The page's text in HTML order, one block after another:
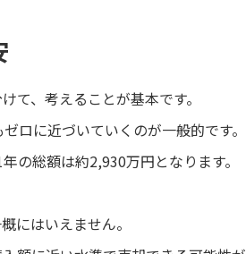
て、考えることが基本です。
ロに近づいていくのが一般的です。
の総額は約2,930万円となります。
にはいえません。